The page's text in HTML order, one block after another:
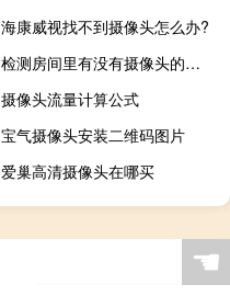
海康威视找不到摄像头怎么办?
检测房间里有没有摄像头的仪器
摄像头流量计算公式
宝气摄像头安装二维码图片
爱巢高清摄像头在哪买
☚